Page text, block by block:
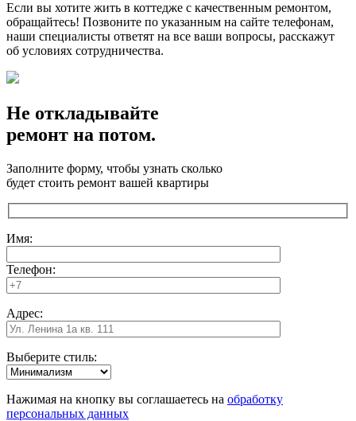
Если вы хотите жить в коттедже с качественным ремонтом,
обращайтесь! Позвоните по указанным на сайте телефонам,
наши специалисты ответят на все ваши вопросы, расскажут
об условиях сотрудничества.
Не откладывайте
ремонт на потом.
Заполните форму, чтобы узнать сколько
будет стоить ремонт вашей квартиры
Имя:
Телефон:
Адрес:
Выберите стиль:
Нажимая на кнопку вы соглашаетесь на обработку
персональных данных